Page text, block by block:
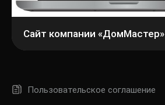
Сайт компании «ДомМастер»
Пользовательское соглашение